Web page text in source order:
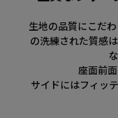
生地の品質にこだ
の洗練された質感
座面前
サイドにはフィッ